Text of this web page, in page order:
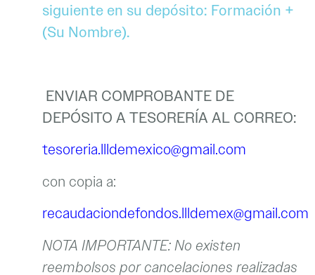
siguiente en su depósito: Formación +
(Su Nombre).
ENVIAR COMPROBANTE DE
DEPÓSITO A TESORERÍA AL CORREO:
tesoreria.llldemexico@gmail.com
con copia a:
recaudaciondefondos.llldemex@gmail.com
NOTA IMPORTANTE: No existen
reembolsos por cancelaciones realizadas